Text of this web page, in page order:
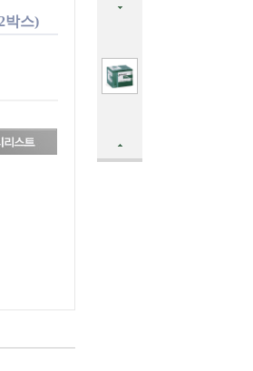
박스)